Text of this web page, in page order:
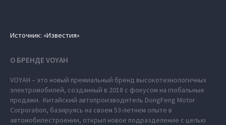
Источник: «Известия»
О БРЕНДЕ VOYAH
VOYAH – это новый премиальный бренд высокотехнологичных
электромобилей, созданный в 2018 с фокусом на глобальные
продажи. Китайский автопроизводитель DongFeng Motor
Corporation, базируясь на своем 53-летнем опыте в
автомобилестроении, открыл новое подразделение с целью